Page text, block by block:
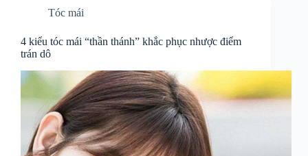
Tóc mái
4 kiểu tóc mái “thần thánh” khắc phục nhược điểm
trán dô